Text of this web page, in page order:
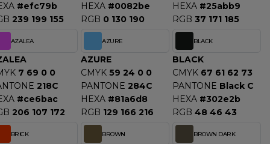
#efc79b
239 199 155
HEXA #0082be
RGB 0 130 190
HEXA #25abb9
RGB 37 171 185
AZALEA
7 69 0 0
218C
#ce6bac
206 107 172
AZURE
AZURE
CMYK 59 24 0 0
PANTONE 284C
HEXA #81a6d8
RGB 129 166 216
BLACK
BLACK
CMYK 67 61 62 73
PANTONE Black C
HEXA #302e2b
RGB 48 46 43
BRICK BROWN BROWN DARK